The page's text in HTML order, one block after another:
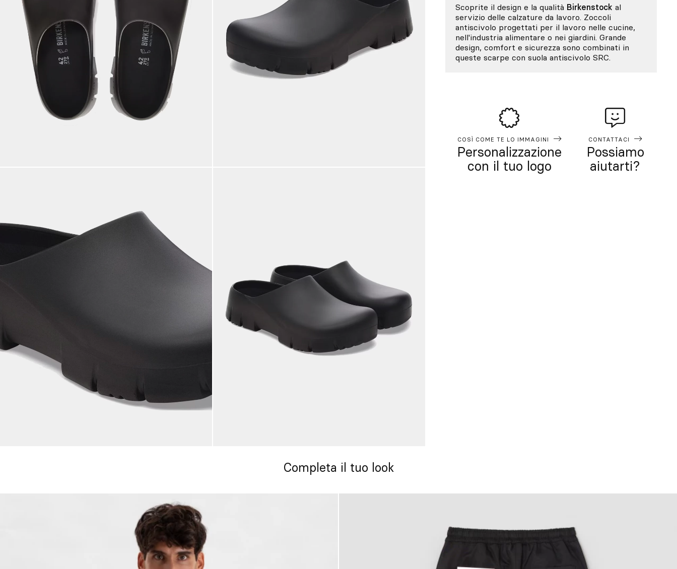
Scoprite il design e la qualità Birkenstock al
servizio delle calzature da lavoro. Zoccoli
antiscivolo progettati per il lavoro nelle cucine,
nell'industria alimentare o nei giardini. Grande
design, comfort e sicurezza sono combinati in
queste scarpe con suola antiscivolo SRC.
COSÌ COME TE LO IMMAGINI
Personalizzazione
con il tuo logo
CONTATTACI
Possiamo
aiutarti?
Completa il tuo look